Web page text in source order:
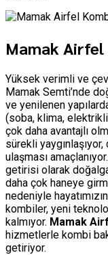
Mamak
Yüksek verimli ve
Mamak Semti’nde
ve yenilenen
(soba, klima, elektrikli
çok daha avantajlı
sürekli
ulaşması
getirisi olarak
daha çok haneye
nedeniyle
kombiler, yeni
kalmıyor. Mamak
hizmetlerle kombi
getiriyor.